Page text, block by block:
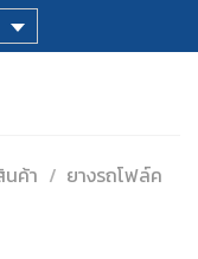
นค้า / ยางรถโฟล์ค